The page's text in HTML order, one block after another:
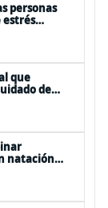
personas
estrés
que
de
natación